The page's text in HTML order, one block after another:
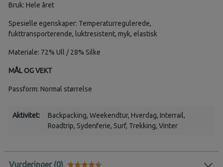
Bruk: Hele året
Spesielle egenskaper: Temperaturregulerede,
fukttransporterende, luktresistent, myk, elastisk
Materiale: 72% Ull / 28% Silke
MÅL OG VEKT
Passform: Normal størrelse
Aktivitet: Backpacking, Weekendtur, Hverdag, Interrail,
Roadtrip, Sydenferie, Surf, Trekking, Vinter
Vurderinger